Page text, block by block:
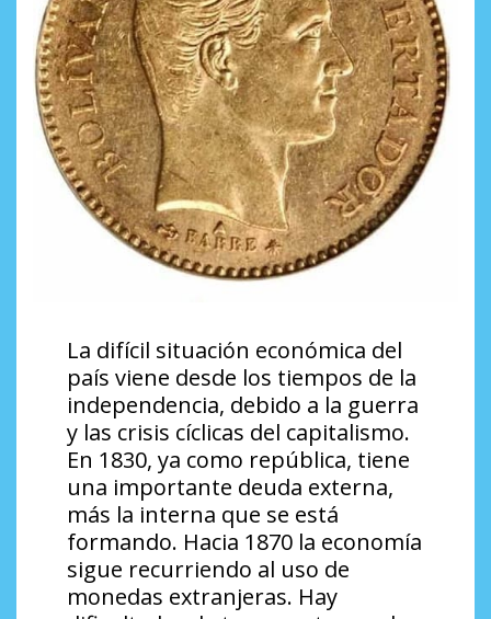
La difícil situación económica del
país viene desde los tiempos de la
independencia, debido a la guerra
y las crisis cíclicas del capitalismo.
En 1830, ya como república, tiene
una importante deuda externa,
más la interna que se está
formando. Hacia 1870 la economía
sigue recurriendo al uso de
monedas extranjeras. Hay